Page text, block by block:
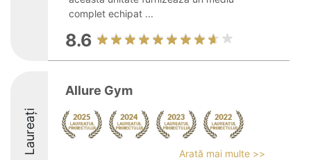
complet echipat ...
8.6
Laureați
Allure Gym
Arată mai multe >>